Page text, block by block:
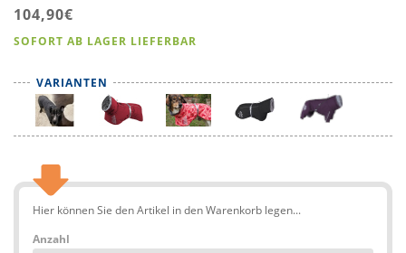
104,90€
SOFORT AB LAGER LIEFERBAR
VARIANTEN
Hier können Sie den Artikel in den Warenkorb legen...
Anzahl